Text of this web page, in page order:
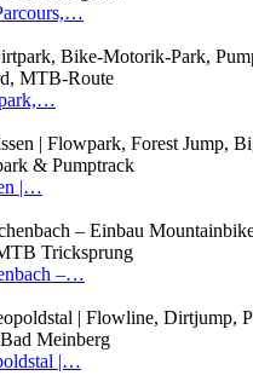
|…
–…
|…